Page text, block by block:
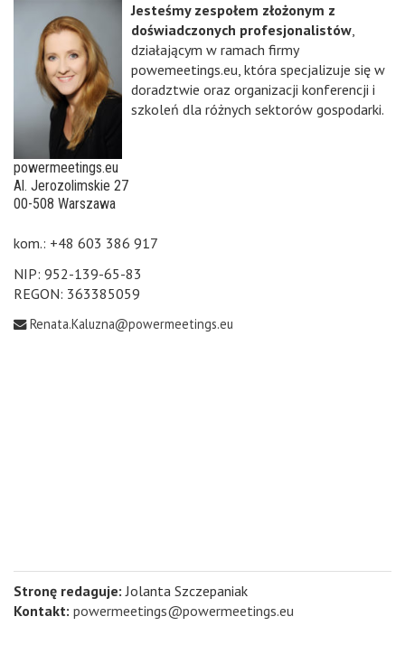
Jesteśmy zespołem złożonym z
doświadczonych profesjonalistów,
działającym w ramach firmy
powemeetings.eu, która specjalizuje się w
doradztwie oraz organizacji konferencji i
szkoleń dla różnych sektorów gospodarki.
powermeetings.eu
Al. Jerozolimskie 27
00-508 Warszawa
kom.: +48 603 386 917
NIP: 952-139-65-83
REGON: 363385059
Renata.Kaluzna@powermeetings.eu
Stronę redaguje: Jolanta Szczepaniak
Kontakt: powermeetings@powermeetings.eu